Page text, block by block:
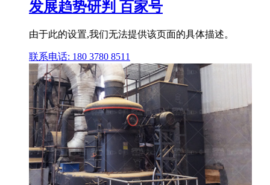
发展趋势研判 百家号
由于此的设置,我们无法提供该页面的具体描述。
联系电话: 180 3780 8511